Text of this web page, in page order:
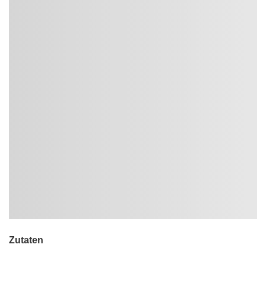
Zutaten